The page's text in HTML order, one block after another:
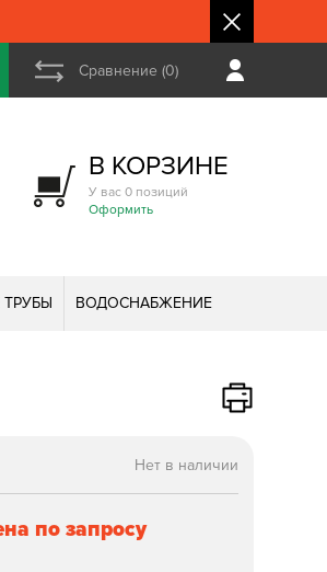
Сравнение (0)
В КОРЗИНЕ
У вас 0 позиций
Оформить
ВОДОСНАБЖЕНИЕ
Нет в наличии
по запросу